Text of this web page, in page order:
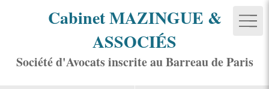
Cabinet MAZINGUE &
ASSOCIÉS
Société d'Avocats inscrite au Barreau de Paris